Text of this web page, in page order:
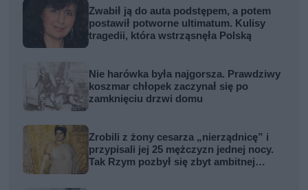
Zwabił ją do auta podstępem, a potem
postawił potworne ultimatum. Kulisy
tragedii, która wstrząsnęła Polską
Nie harówka była najgorsza. Prawdziwy
koszmar chłopek zaczynał się po
zamknięciu drzwi domu
Zrobili z żony cesarza „nierządnicę” i
przypisali jej 25 mężczyzn jednej nocy.
Tak Rzym pozbył się zbyt ambitnej